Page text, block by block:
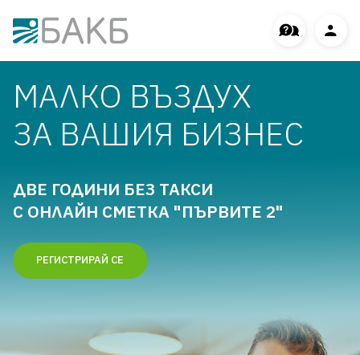
МАЛКО ВЪЗДУХ
ЗА ВАШИЯ БИЗНЕС
ДВЕ ГОДИНИ БЕЗ ТАКСИ
С ОНЛАЙН СМЕТКА "ПЪРВИТЕ 2"
РЕГИСТРИРАЙ СЕ